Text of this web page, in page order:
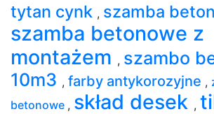
tytan cynk , szamba
szamba betonowe z
montażem , szambo
10m3 , farby antykorozyjne ,
betonowe , skład desek ,